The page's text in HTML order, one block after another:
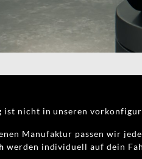
ist nicht in unseren
Manufaktur passen wir
werden individuell auf dein